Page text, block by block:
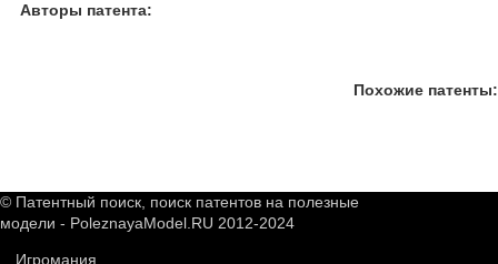
Авторы патента:
Похожие патенты:
© Патентный поиск, поиск патентов на полезные
модели - PoleznayaModel.RU 2012-2024
Игромания